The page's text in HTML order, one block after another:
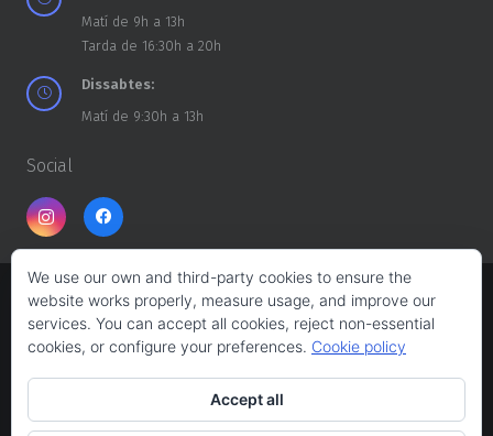
Matí de 9h a 13h
Tarda de 16:30h a 20h
Dissabtes:
Matí de 9:30h a 13h
Social
Copyright ©CASA DELS TROSSOS 2026
Avís legal
We use our own and third-party cookies to ensure the
website works properly, measure usage, and improve our
services. You can accept all cookies, reject non-essential
cookies, or configure your preferences. Cookie policy
Accept all